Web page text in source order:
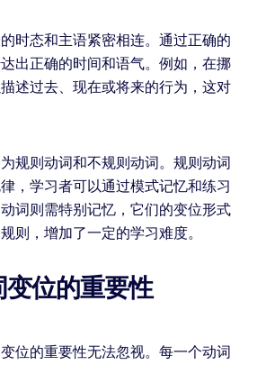
时态和主语紧密相连。通过正确的
出正确的时间和语气。例如，在挪
述过去、现在或将来的行为，这对
规则动词和不规则动词。规则动词
，学习者可以通过模式记忆和练习
词则需特别记忆，它们的变位形式
则，增加了一定的学习难度。
位的重要性
位的重要性无法忽视。每一个动词